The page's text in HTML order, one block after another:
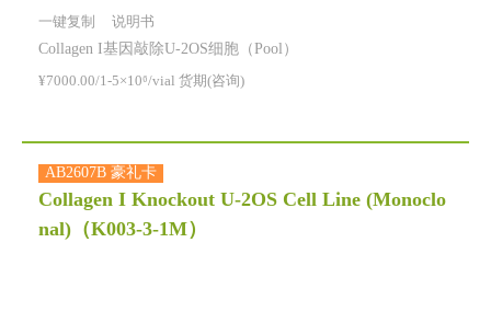
一键复制 说明书
Collagen I基因敲除U-2OS细胞（Pool）
¥7000.00/1-5×10⁶/vial 货期(咨询)
AB2607B 豪礼卡
Collagen I Knockout U-2OS Cell Line (Monoclo
nal) （K003-3-1M）